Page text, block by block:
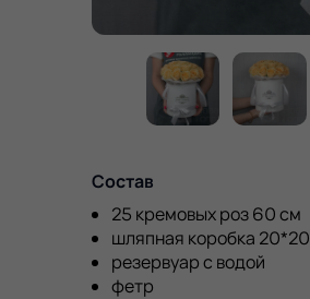
Состав
25 кремовых роз 60 см
шляпная коробка
резервуар с водой
фетр